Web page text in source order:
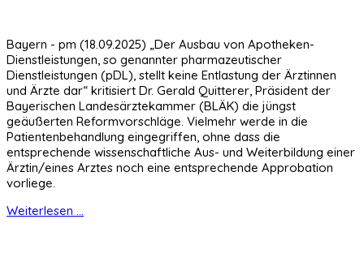
Bayern - pm (18.09.2025) „Der Ausbau von Apotheken-
Dienstleistungen, so genannter pharmazeutischer
Dienstleistungen (pDL), stellt keine Entlastung der Ärztinnen
und Ärzte dar“ kritisiert Dr. Gerald Quitterer, Präsident der
Bayerischen Landesärztekammer (BLÄK) die jüngst
geäußerten Reformvorschläge. Vielmehr werde in die
Patientenbehandlung eingegriffen, ohne dass die
entsprechende wissenschaftliche Aus- und Weiterbildung einer
Ärztin/eines Arztes noch eine entsprechende Approbation
vorliege.
Weiterlesen ...